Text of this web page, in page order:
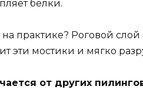
белки.
на практике? Роговой
эти мостики и мягко
от других